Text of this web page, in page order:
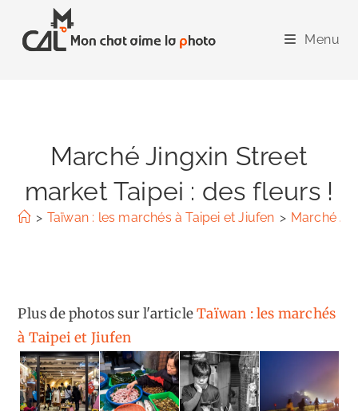
content
Menu
Marché Jingxin Street
market Taipei : des fleurs !
> Taïwan : les marchés à Taipei et Jiufen > Marché
Plus de photos sur l'articleTaïwan : les marchés
à Taipei et Jiufen